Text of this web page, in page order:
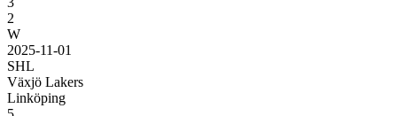
2
W
2025-11-01
SHL
Växjö Lakers
Linköping